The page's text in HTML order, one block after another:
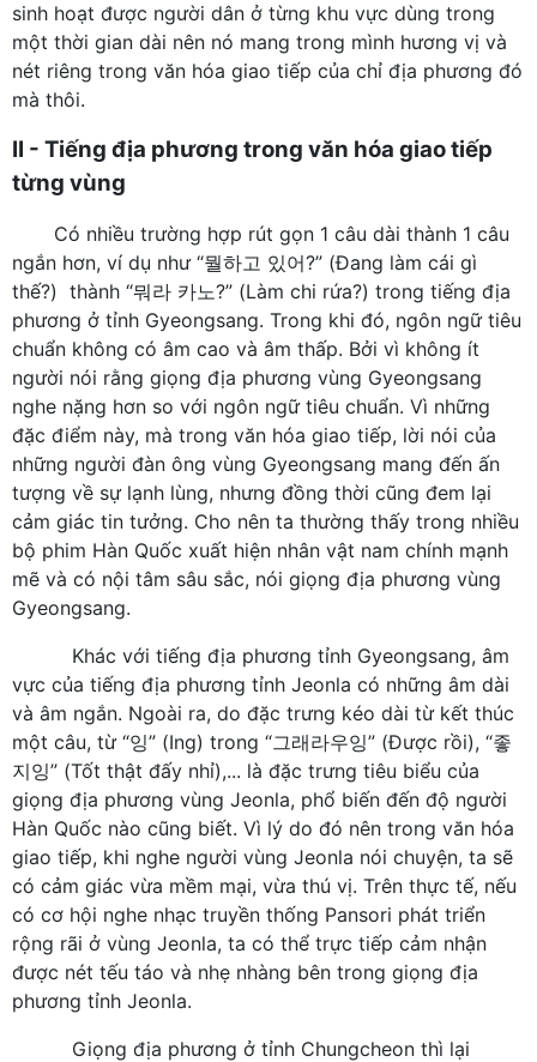
sinh hoạt được người dân ở từng khu vực dùng trong
một thời gian dài nên nó mang trong mình hương vị và
nét riêng trong văn hóa giao tiếp của chỉ địa phương đó
mà thôi.
II - Tiếng địa phương trong văn hóa giao tiếp
từng vùng
Có nhiều trường hợp rút gọn 1 câu dài thành 1 câu
ngắn hơn, ví dụ như “뭘하고 있어?” (Đang làm cái gì
thế?) thành “뭐라 카노?” (Làm chi rứa?) trong tiếng địa
phương ở tỉnh Gyeongsang. Trong khi đó, ngôn ngữ tiêu
chuẩn không có âm cao và âm thấp. Bởi vì không ít
người nói rằng giọng địa phương vùng Gyeongsang
nghe nặng hơn so với ngôn ngữ tiêu chuẩn. Vì những
đặc điểm này, mà trong văn hóa giao tiếp, lời nói của
những người đàn ông vùng Gyeongsang mang đến ấn
tượng về sự lạnh lùng, nhưng đồng thời cũng đem lại
cảm giác tin tưởng. Cho nên ta thường thấy trong nhiều
bộ phim Hàn Quốc xuất hiện nhân vật nam chính mạnh
mẽ và có nội tâm sâu sắc, nói giọng địa phương vùng
Gyeongsang.
Khác với tiếng địa phương tỉnh Gyeongsang, âm
vực của tiếng địa phương tỉnh Jeonla có những âm dài
và âm ngắn. Ngoài ra, do đặc trưng kéo dài từ kết thúc
một câu, từ “잉” (Ing) trong “그래라우잉” (Được rồi), “좋
지잉” (Tốt thật đấy nhỉ),... là đặc trưng tiêu biểu của
giọng địa phương vùng Jeonla, phổ biến đến độ người
Hàn Quốc nào cũng biết. Vì lý do đó nên trong văn hóa
giao tiếp, khi nghe người vùng Jeonla nói chuyện, ta sẽ
có cảm giác vừa mềm mại, vừa thú vị. Trên thực tế, nếu
có cơ hội nghe nhạc truyền thống Pansori phát triển
rộng rãi ở vùng Jeonla, ta có thể trực tiếp cảm nhận
được nét tếu táo và nhẹ nhàng bên trong giọng địa
phương tỉnh Jeonla.
Giọng địa phương ở tỉnh Chungcheon thì lại